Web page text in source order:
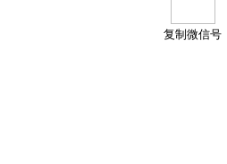
复制微信号